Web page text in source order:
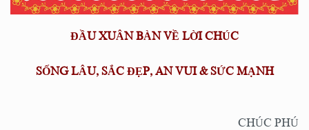
ĐẦU XUÂN BÀN VỀ LỜI CHÚC
SỐNG LÂU, SẮC ĐẸP, AN VUI & SỨC MẠNH
CHÚC PHÚ